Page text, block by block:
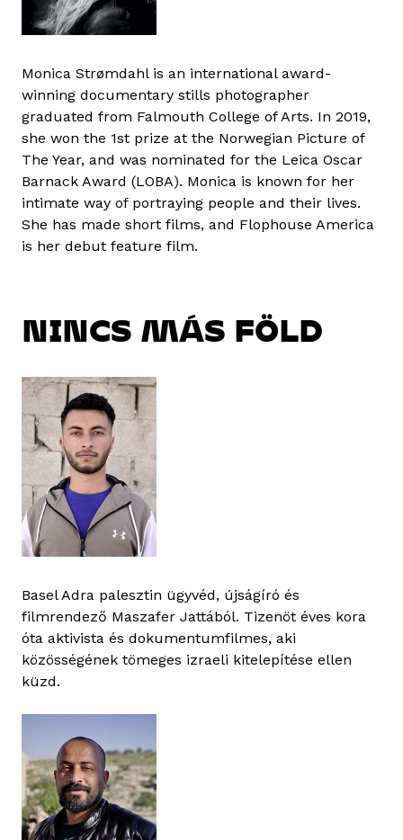
Monica Strømdahl is an international award-
winning documentary stills photographer
graduated from Falmouth College of Arts. In 2019,
she won the 1st prize at the Norwegian Picture of
The Year, and was nominated for the Leica Oscar
Barnack Award (LOBA). Monica is known for her
intimate way of portraying people and their lives.
She has made short films, and Flophouse America
is her debut feature film.
NINCS MÁS FÖLD
Basel Adra palesztin ügyvéd, újságíró és
filmrendező Maszafer Jattából. Tizenöt éves kora
óta aktivista és dokumentumfilmes, aki
közösségének tömeges izraeli kitelepítése ellen
küzd.